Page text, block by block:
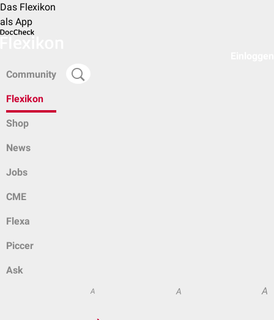
Das Flexikon
als App
Community
Flexikon
Shop
News
Jobs
CME
Flexa
Piccer
Ask
A A A